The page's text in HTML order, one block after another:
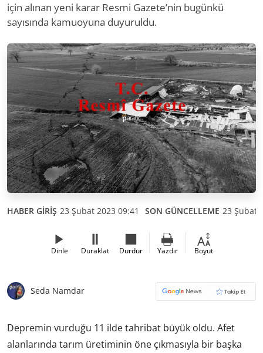
için alınan yeni karar Resmi Gazete’nin bugünkü
sayısında kamuoyuna duyuruldu.
HABER GİRİŞ 23 Şubat 2023 09:41 SON GÜNCELLEME 23 Şubat
Dinle Duraklat Durdur Yazdır Boyut
Seda Namdar
Depremin vurduğu 11 ilde tahribat büyük oldu. Afet
alanlarında tarım üretiminin öne çıkmasıyla bir başka